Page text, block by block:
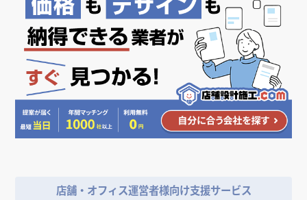
店舗・オフィス運営者様向け支援サービス